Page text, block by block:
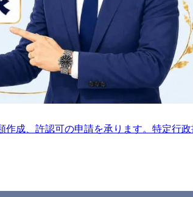
成、許認可の申請を承ります。特定行政